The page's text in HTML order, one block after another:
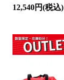
12,540円(税込)